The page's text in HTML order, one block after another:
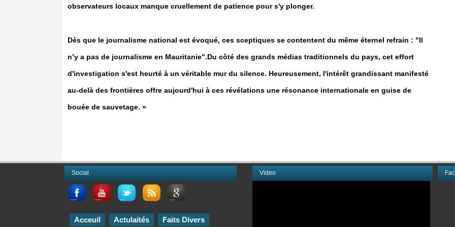
observateurs locaux manque cruellement de patience pour s'y plonger.
Dès que le journalisme national est évoqué, ces sceptiques se contentent du même éternel refrain : "Il
n’y a pas de journalisme en Mauritanie".Du côté des grands médias traditionnels du pays, cet effort
d'investigation s'est heurté à un véritable mur du silence. Heureusement, l'intérêt grandissant manifesté
au-delà des frontières offre aujourd'hui à ces révélations une résonance internationale en guise de
bouée de sauvetage. »
Video
Social
Acceuil Actulaités Faits Divers